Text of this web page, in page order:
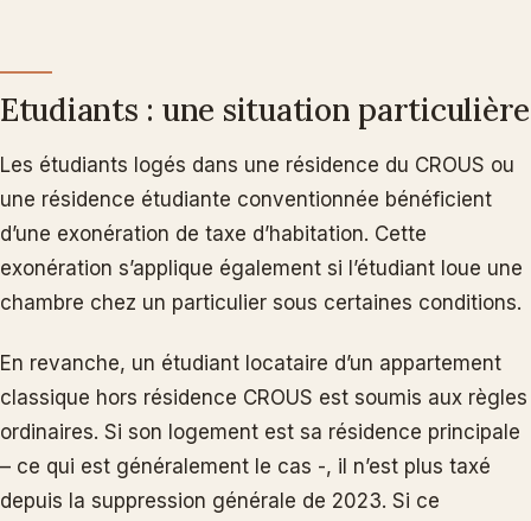
Etudiants : une situation particulière
Les étudiants logés dans une résidence du CROUS ou
une résidence étudiante conventionnée bénéficient
d’une exonération de taxe d’habitation. Cette
exonération s’applique également si l’étudiant loue une
chambre chez un particulier sous certaines conditions.
En revanche, un étudiant locataire d’un appartement
classique hors résidence CROUS est soumis aux règles
ordinaires. Si son logement est sa résidence principale
– ce qui est généralement le cas -, il n’est plus taxé
depuis la suppression générale de 2023. Si ce